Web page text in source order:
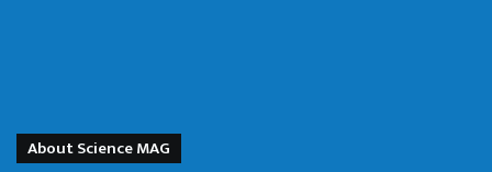
About Science MAG